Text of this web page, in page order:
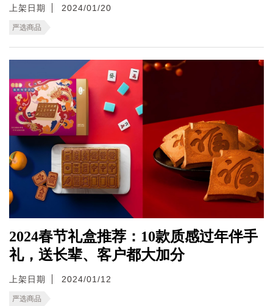
上架日期 2024/01/20
严选商品
2024春节礼盒推荐：10款质感过年伴手
礼，送长辈、客户都大加分
上架日期 2024/01/12
严选商品